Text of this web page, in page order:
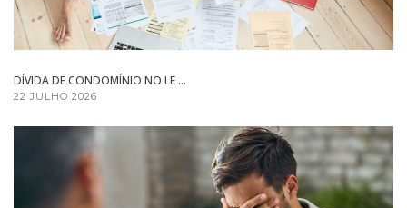
DÍVIDA DE CONDOMÍNIO NO LE ...
22 JULHO 2026